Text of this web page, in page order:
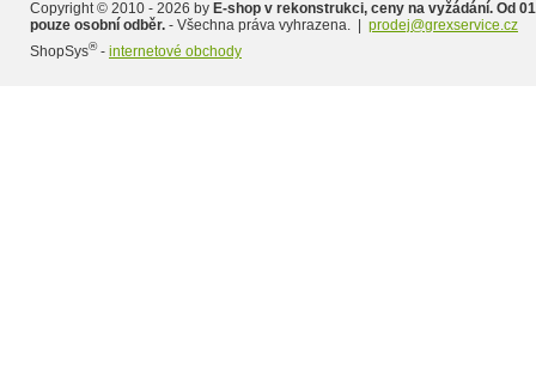
Copyright © 2010 - 2026 by E-shop v rekonstrukci, ceny na vyžádání. Od
pouze osobní odběr. - Všechna práva vyhrazena. | prodej@grexservice.cz
ShopSys®- internetové obchody